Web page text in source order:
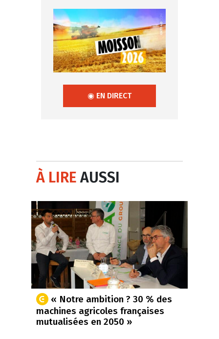
◉ EN DIRECT
À LIREAUSSI
« Notre ambition ? 30 % des
machines agricoles françaises
mutualisées en 2050 »